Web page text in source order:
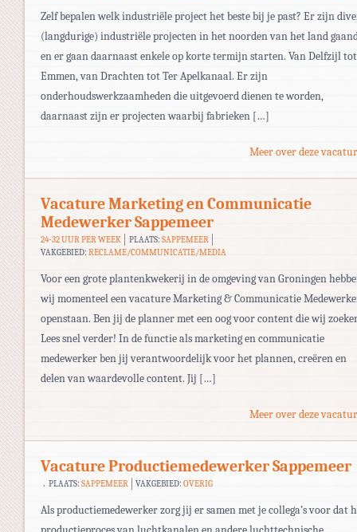
Zelf bepalen welk industriële project het beste bij je past? Er zijn
(langdurige) industriële projecten in het noorden van het land
en er gaan daarnaast enkele op korte termijn starten. Van Delfzijl tot
Emmen, van Drachten tot Ter Apelkanaal. Er zijn
onderhoudswerkzaamheden die uitgevoerd dienen te worden,
daarnaast zijn er projecten waarbij fabrieken […]
Meer over deze
Vacature Marketing en Communicatie
Medewerker Sappemeer
24-32 UUR PER WEEK PLAATS: SAPPEMEER
VAKGEBIED: RECLAME/COMMUNICATIE/MEDIA
Voor een grote plantenkwekerij in de omgeving van Groningen
wij momenteel een vacature Marketing & Communicatie
openstaan. Ben jij de planner met een oog voor content die wij
Lees snel verder! In de functie als marketing en communicatie
medewerker ben jij verantwoordelijk voor het plannen, creëren en
delen van waardevolle content. Jij […]
Meer over deze
Vacature Productiemedewerker Sappemeer
PLAATS: SAPPEMEER VAKGEBIED:OVERIG
Als productiemedewerker zorg jij er samen met je collega’s voor dat